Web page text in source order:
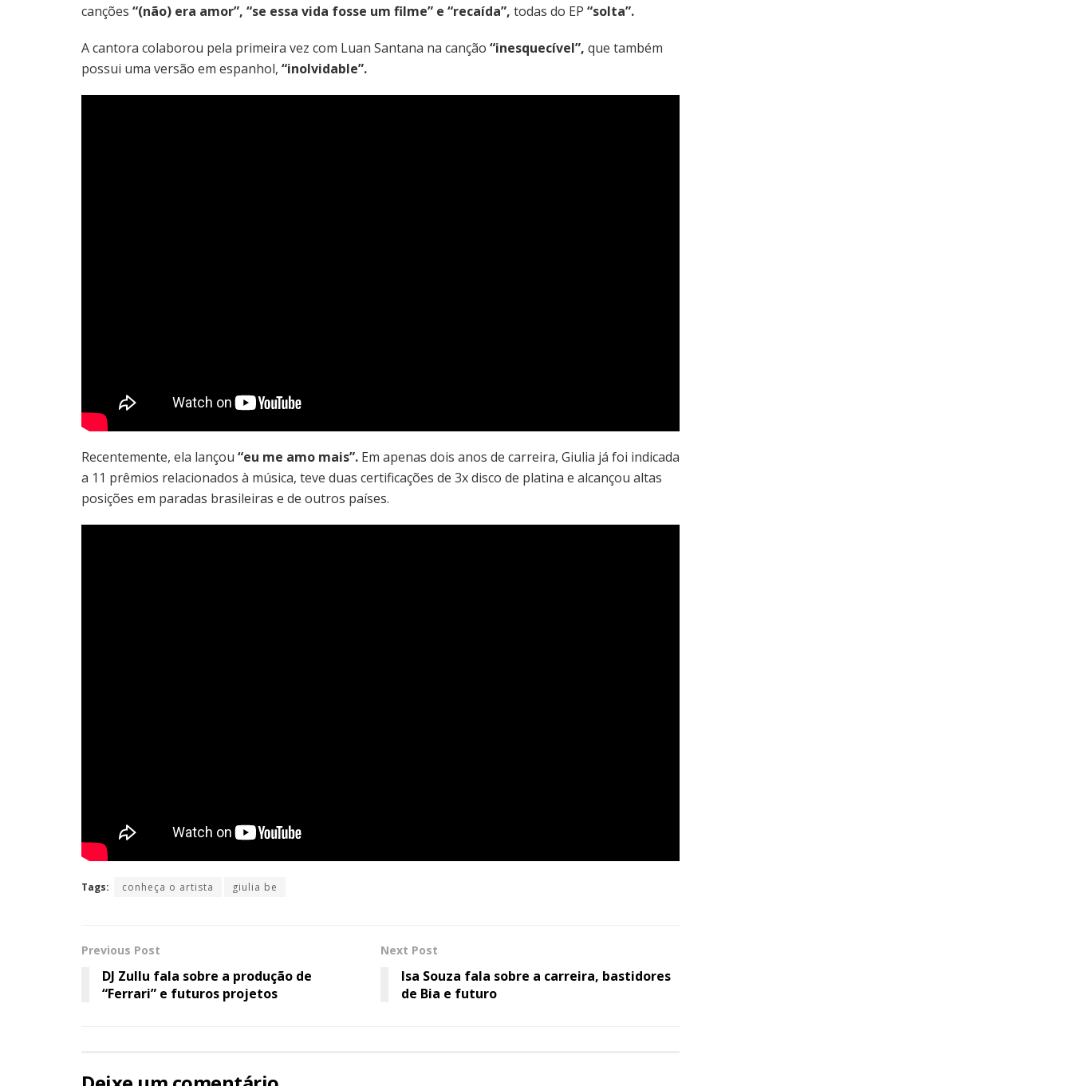
canções “(não) era amor”, “se essa vida fosse um filme” e “recaída”, todas do EP “solta”.
A cantora colaborou pela primeira vez com Luan Santana na canção “inesquecível”, que também
possui uma versão em espanhol, “inolvidable”.
Recentemente, ela lançou “eu me amo mais”. Em apenas dois anos de carreira, Giulia já foi indicada
a 11 prêmios relacionados à música, teve duas certificações de 3x disco de platina e alcançou altas
posições em paradas brasileiras e de outros países.
Tags: conheça o artista giulia be
Previous Post
DJ Zullu fala sobre a produção de
“Ferrari” e futuros projetos
Next Post
Isa Souza fala sobre a carreira, bastidores
de Bia e futuro